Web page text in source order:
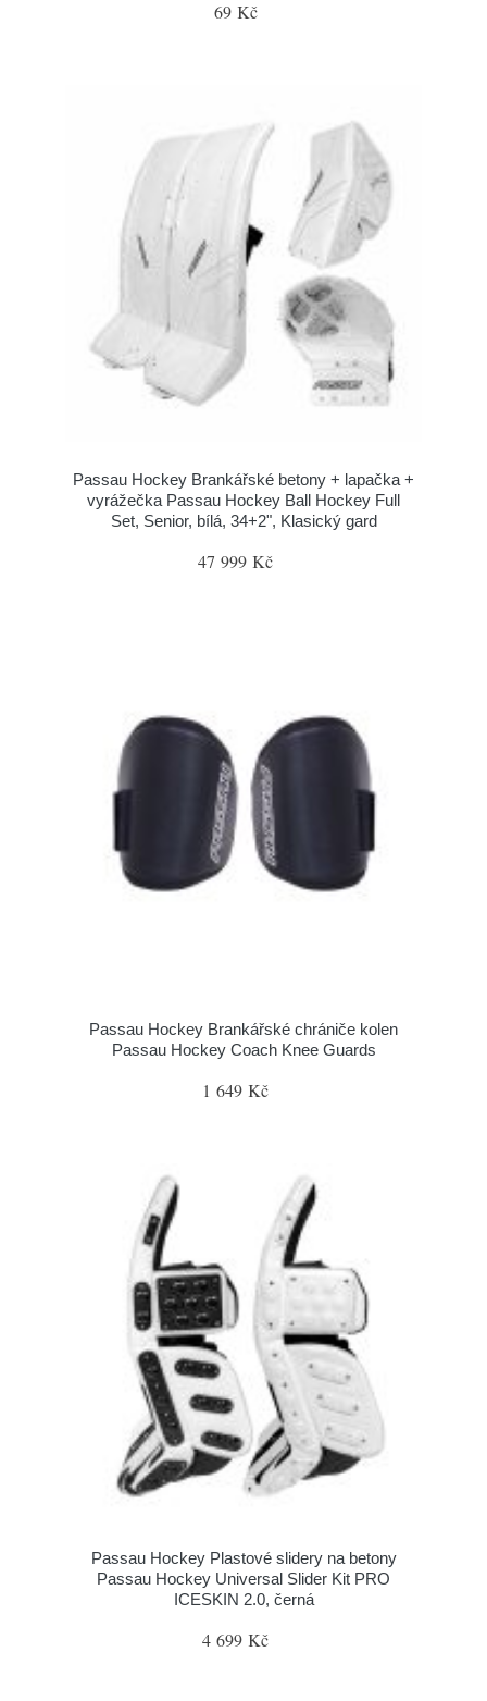
69 Kč
Passau Hockey Brankářské betony + lapačka +
vyrážečka Passau Hockey Ball Hockey Full
Set, Senior, bílá, 34+2", Klasický gard
47 999 Kč
Passau Hockey Brankářské chrániče kolen
Passau Hockey Coach Knee Guards
1 649 Kč
Passau Hockey Plastové slidery na betony
Passau Hockey Universal Slider Kit PRO
ICESKIN 2.0, černá
4 699 Kč